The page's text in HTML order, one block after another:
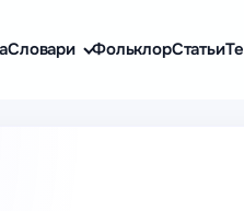
Словари ФольклорСтатьи